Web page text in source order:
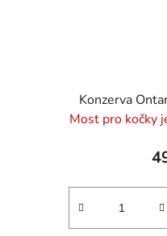
Konzerva
Most pro kočky